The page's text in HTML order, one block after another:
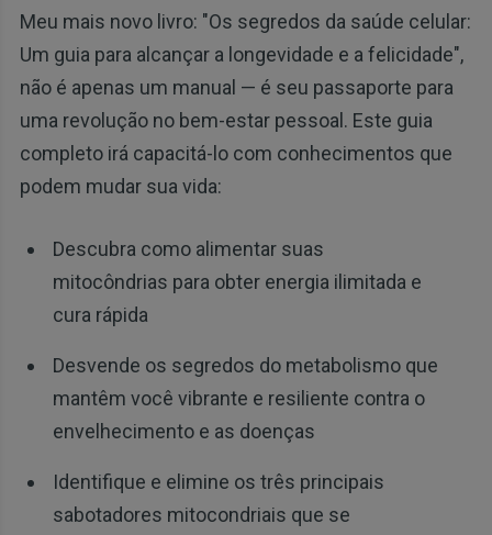
Meu mais novo livro: "Os segredos da saúde celular:
Um guia para alcançar a longevidade e a felicidade",
não é apenas um manual — é seu passaporte para
uma revolução no bem-estar pessoal. Este guia
completo irá capacitá-lo com conhecimentos que
podem mudar sua vida:
Descubra como alimentar suas
mitocôndrias para obter energia ilimitada e
cura rápida
Desvende os segredos do metabolismo que
mantêm você vibrante e resiliente contra o
envelhecimento e as doenças
Identifique e elimine os três principais
sabotadores mitocondriais que se